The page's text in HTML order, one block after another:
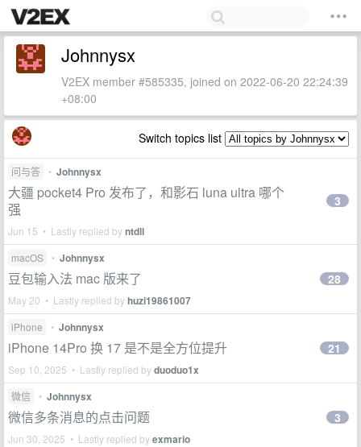
Johnnysx
V2EX member #585335, joined on 2022-06-20 22:24:39
+08:00
Switch topics list
问与答 • Johnnysx
大疆 pocket4 Pro 发布了，和影石 luna ultra 哪个
强
Jun 15 • Lastly replied byntdll
3
macOS • Johnnysx
豆包输入法 mac 版来了
May 20 • Lastly replied byhuzi19861007
28
iPhone • Johnnysx
iPhone 14Pro 换 17 是不是全方位提升
Sep 10, 2025 • Lastly replied byduoduo1x
21
微信 • Johnnysx
微信多条消息的点击问题
Jun 30, 2025 • Lastly replied byexmario
3